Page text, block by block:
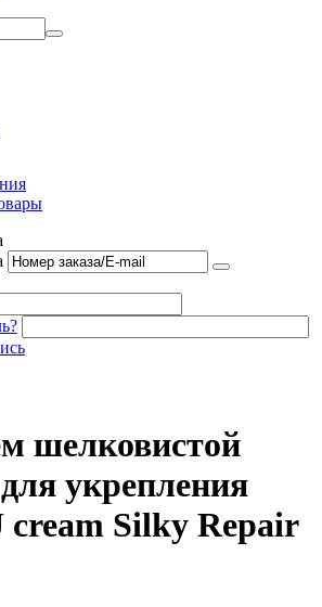
шелковистой
укрепления
cream Silky Repair